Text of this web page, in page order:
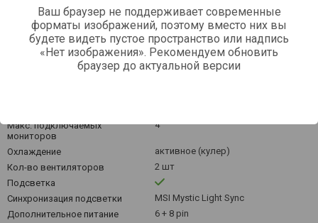
Ваш браузер не поддерживает современные
форматы изображений, поэтому вместо них вы
будете видеть пустое пространство или надпись
«Нет изображения». Рекомендуем обновить
браузер до актуальной версии
Разъемы подключения
1 шт
Версия HDMI
v.2.1
DisplayPort
3 шт
Версия DisplayPort
v.1.4a
Макс. подключаемых
мониторов
4
Охлаждение
активное (кулер)
Кол-во вентиляторов
2 шт
Подсветка
Синхронизация подсветки
MSI Mystic Light Sync
Дополнительное питание
6 + 8 pin